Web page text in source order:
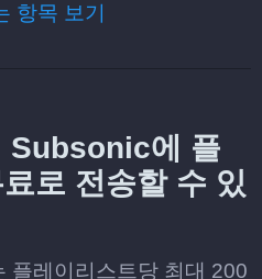
항목 보기
Subsonic에 플
로 전송할 수 있
플레이리스트당 최대 200